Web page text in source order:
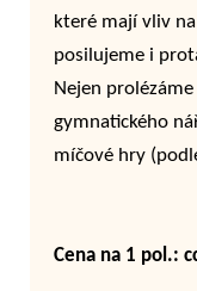
které mají vliv
posilujeme i
Nejen
gymnatického
míčové hry
Cena na 1 pol.: